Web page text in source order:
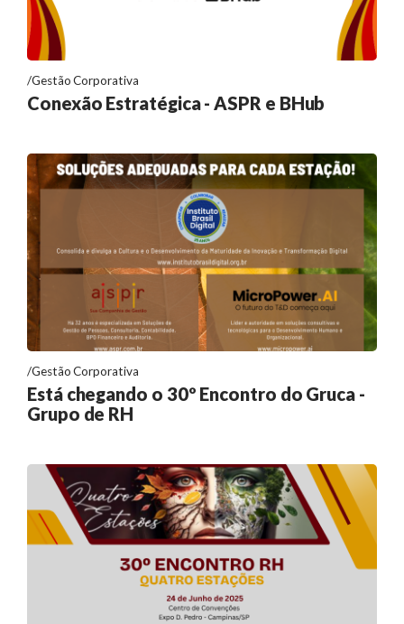
Gestão Corporativa
Conexão Estratégica - ASPR e BHub
Gestão Corporativa
Está chegando o 30º Encontro do Gruca -
Grupo de RH